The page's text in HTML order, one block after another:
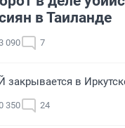
в Таиланде
090 7
закрывается в
350 24